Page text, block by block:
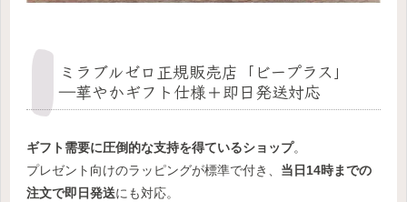
ミラブルゼロ正規販売店「ビープラス」
―華やかギフト仕様＋即日発送対応
ギフト需要に圧倒的な支持を得ているショップ。
プレゼント向けのラッピングが標準で付き、 当日14時までの
注文で即日発送にも対応。